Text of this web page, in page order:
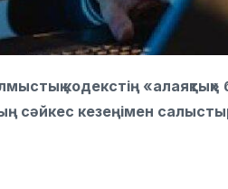
кодекстің
сәйкес кезеңімен